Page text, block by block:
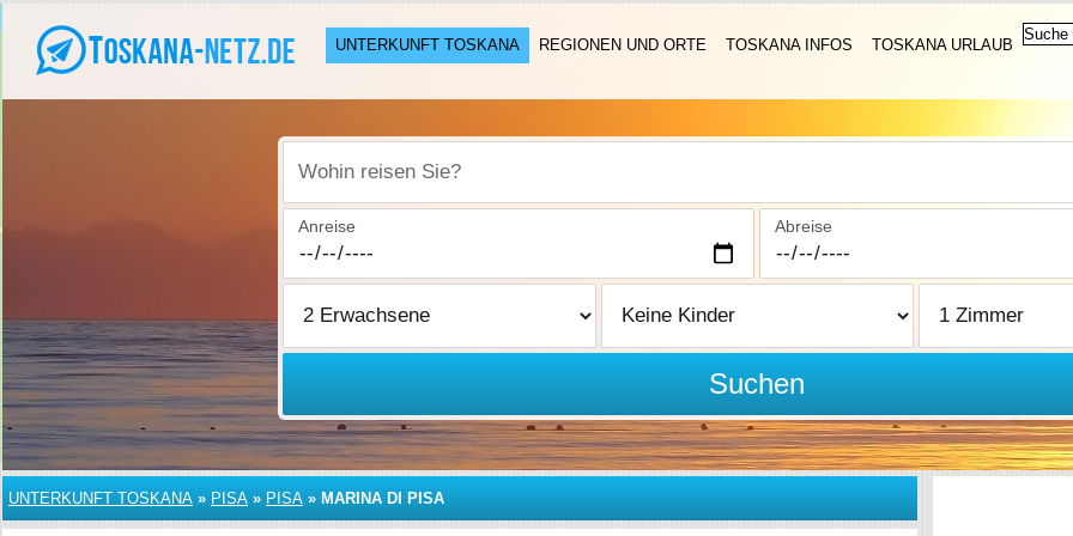
UNTERKUNFT TOSKANA REGIONEN UND ORTE TOSKANA INFOS TOSKANA URLAUB
Wohin reisen Sie?
Anreise Abreise
Suchen
UNTERKUNFT TOSKANA » PISA » PISA » MARINA DI PISA